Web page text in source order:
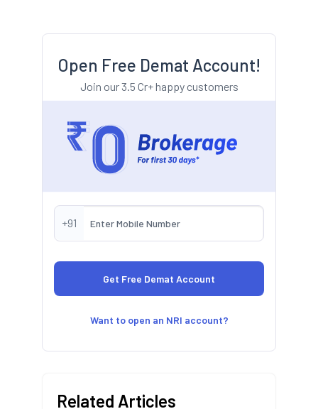
Open Free Demat Account!
Join our 3.5 Cr+ happy customers
+91
Want to open an NRI account?
Related Articles